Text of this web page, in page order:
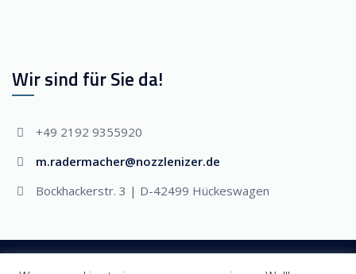
Wir sind für Sie da!
+49 2192 9355920
m.radermacher@nozzlenizer.de
Bockhackerstr. 3 | D-42499 Hückeswagen